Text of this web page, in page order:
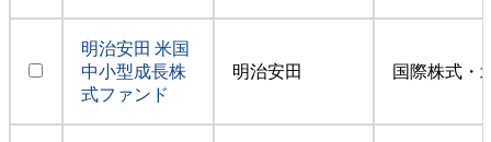
明治安田 米国
中小型成長株
式ファンド
明治安田 国際株式・